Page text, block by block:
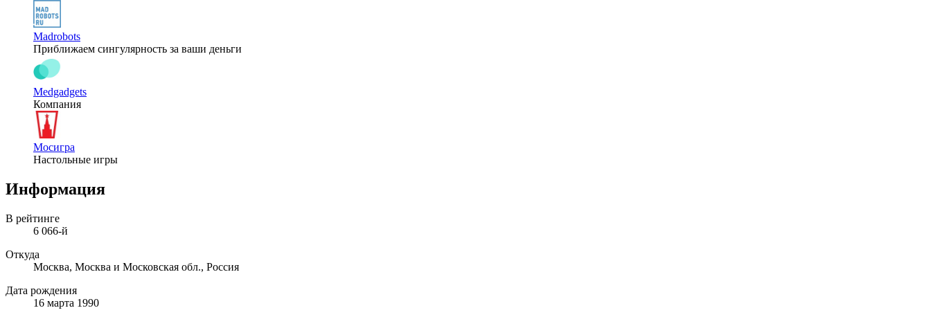
Madrobots
Приближаем сингулярность за ваши деньги
Medgadgets
Компания
Мосигра
Настольные игры
Информация
В рейтинге
6 066-й
Откуда
Москва, Москва и Московская обл., Россия
Дата рождения
16 марта 1990